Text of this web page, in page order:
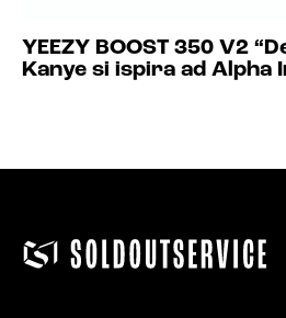
YEEZY BOOST 350 V2
Kanye si ispira ad Alpha